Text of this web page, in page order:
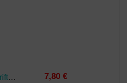
Ich Kann Die Schreibschrift - Schreiblehrgang - Vereinfachte Ausgangsschrift - Mit Vier Weiteren Übungsseiten 7,80 €